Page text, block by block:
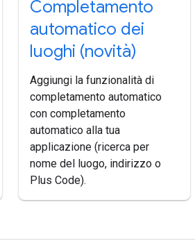
Completamento
automatico dei
luoghi (novità)
Aggiungi la funzionalità di
completamento automatico
con completamento
automatico alla tua
applicazione (ricerca per
nome del luogo, indirizzo o
Plus Code).